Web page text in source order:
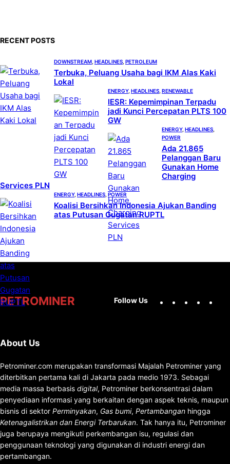
RECENT POSTS
DOWNSTREAM HEADLINES PETROLEUM
Terbuka, Peluang Usaha bagi IKM Alas Kaki
Lokal
ENERGY, HEADLINES RENEWABLE
IESR: Kepemimpinan Terpadu
jadi Kunci Percepatan PLTS 100
GW
ENERGY, HEADLINES
POWER
Ada 21.865
Pelanggan Baru
Gunakan Home
Charging
Services PLN
ENERGY, HEADLINES POWER
Koalisi Bersihkan Indonesia Ajukan Banding
atas Putusan Gugatan RUPTL
PETROMINER Follow Us
About Us
Petrominer.com merupakan transformasi Majalah Petrominer yang
diterbitkan pertama kali di Jakarta pada medio 1973. Sebagai
media massa berbasis digital, Petrominer berkonsentrasi dalam
penyediaan informasi yang berkaitan dengan aspek teknis, maupun
bisnis di sektor Perminyakan, Gas bumi, Pertambangan hingga
Ketenagalistrikan dan Energi Terbarukan. Tak hanya itu, Petrominer
juga berupaya mengikuti perkembangan isu, regulasi dan
penggunaan teknologi yang digunakan di industri energi dan
pertambangan.